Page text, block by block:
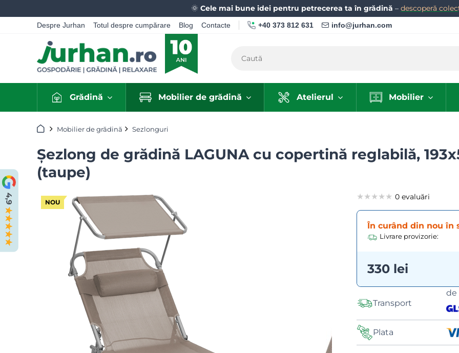
🌞 Cele mai bune idei pentru petrecerea ta în grădină – descoperă
Despre Jurhan Totul despre cumpărare Blog Contacte +40 373 812 631 info@jurhan.com
Grădină Mobilier de grădină Atelierul Mobilier
Acasă Mobilier de grădină Sezlonguri
Șezlong de grădină LAGUNA cu copertină reglabilă,
(taupe)
NOU
★★★★★
★★★★★
★★★★★ 0 evaluări
În curând din nou în
Livrare provizorie:
330 lei
Transport
Plata